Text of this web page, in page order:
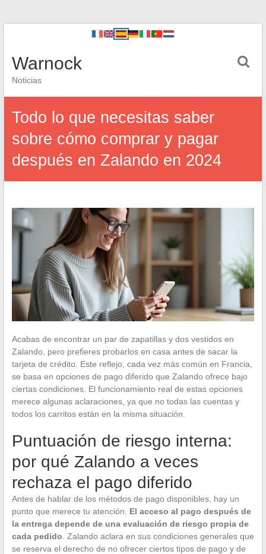
Warnock
Noticias
Todo lo que necesitas saber
sobre cómo comprar y pagar
después en Zalando en 2024
Acabas de encontrar un par de zapatillas y dos vestidos en
Zalando, pero prefieres probarlos en casa antes de sacar la
tarjeta de crédito. Este reflejo, cada vez más común en Francia,
se basa en opciones de pago diferido que Zalando ofrece bajo
ciertas condiciones. El funcionamiento real de estas opciones
merece algunas aclaraciones, ya que no todas las cuentas y
todos los carritos están en la misma situación.
Puntuación de riesgo interna:
por qué Zalando a veces
rechaza el pago diferido
Antes de hablar de los métodos de pago disponibles, hay un
punto que merece tu atención. El acceso al pago después de
la entrega depende de una evaluación de riesgo propia de
cada pedido . Zalando aclara en sus condiciones generales que
se reserva el derecho de no ofrecer ciertos tipos de pago y de